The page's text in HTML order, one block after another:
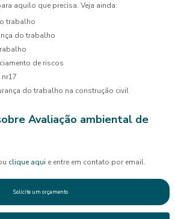
aquilo que precisa. Veja ainda:
trabalho
do trabalho
de riscos
do trabalho na construção civil
Avaliação ambiental de
clique aqui e entre em contato por email.
Solicite um orçamento